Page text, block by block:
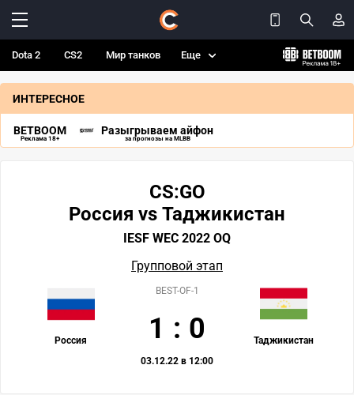
Dota 2 CS2 Мир танков Еще
ИНТЕРЕСНОЕ
BETBOOM
Реклама 18+
Разыгрываем айфон
за прогнозы на MLBB
CS:GO
Россия vs Таджикистан
IESF WEC 2022 OQ
Групповой этап
Россия Таджикистан
BEST-OF-1
1 : 0
03.12.22 в 12:00